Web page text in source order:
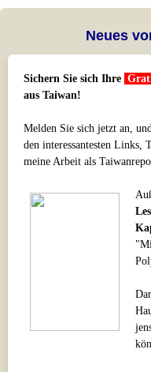
Neues
Sichern Sie sich Ihre
aus Taiwan!
Melden Sie sich jetzt an,
den interessantesten Links,
meine Arbeit als